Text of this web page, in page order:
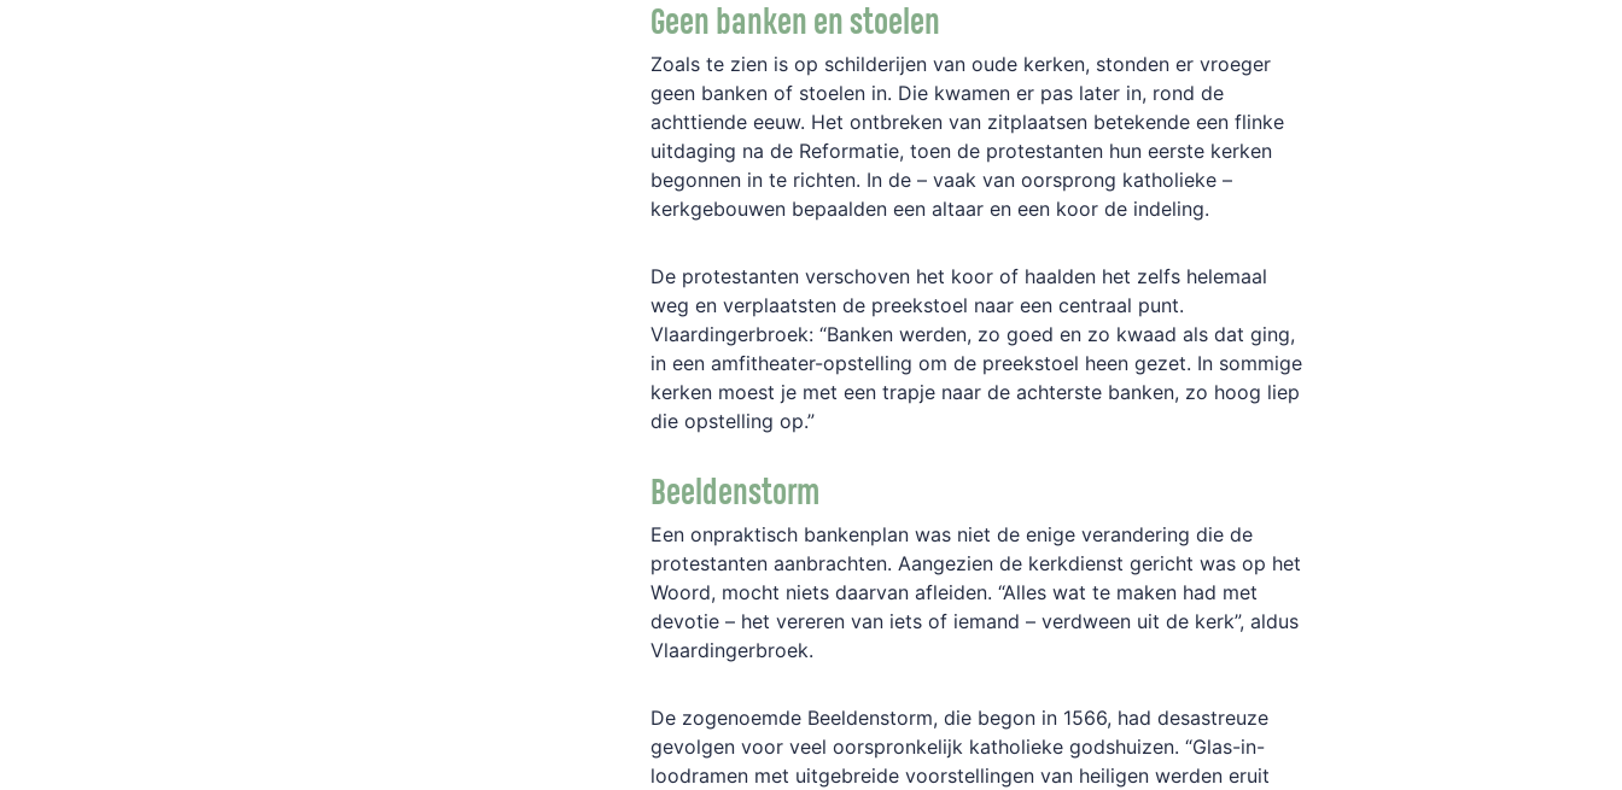
Geen banken en stoelen
Zoals te zien is op schilderijen van oude kerken, stonden er vroeger
geen banken of stoelen in. Die kwamen er pas later in, rond de
achttiende eeuw. Het ontbreken van zitplaatsen betekende een flinke
uitdaging na de Reformatie, toen de protestanten hun eerste kerken
begonnen in te richten. In de – vaak van oorsprong katholieke –
kerkgebouwen bepaalden een altaar en een koor de indeling.
De protestanten verschoven het koor of haalden het zelfs helemaal
weg en verplaatsten de preekstoel naar een centraal punt.
Vlaardingerbroek: “Banken werden, zo goed en zo kwaad als dat ging,
in een amfitheater-opstelling om de preekstoel heen gezet. In sommige
kerken moest je met een trapje naar de achterste banken, zo hoog liep
die opstelling op.”
Beeldenstorm
Een onpraktisch bankenplan was niet de enige verandering die de
protestanten aanbrachten. Aangezien de kerkdienst gericht was op het
Woord, mocht niets daarvan afleiden. “Alles wat te maken had met
devotie – het vereren van iets of iemand – verdween uit de kerk”, aldus
Vlaardingerbroek.
De zogenoemde Beeldenstorm, die begon in 1566, had desastreuze
gevolgen voor veel oorspronkelijk katholieke godshuizen. “Glas-in-
loodramen met uitgebreide voorstellingen van heiligen werden eruit